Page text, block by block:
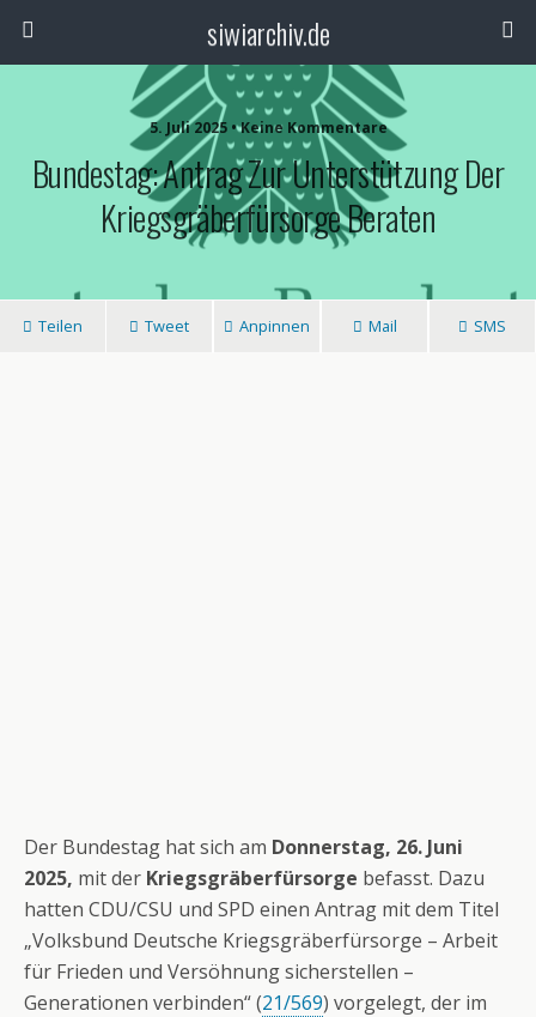
siwiarchiv.de
5. Juli 2025 • Keine Kommentare
Bundestag: Antrag Zur Unterstützung Der
Kriegsgräberfürsorge Beraten
Teilen Tweet Anpinnen Mail SMS
Der Bundestag hat sich am Donnerstag, 26. Juni
2025, mit der Kriegsgräberfürsorge befasst. Dazu
hatten CDU/CSU und SPD einen Antrag mit dem Titel
„Volksbund Deutsche Kriegsgräberfürsorge – Arbeit
für Frieden und Versöhnung sicherstellen –
Generationen verbinden“ (21/569) vorgelegt, der im